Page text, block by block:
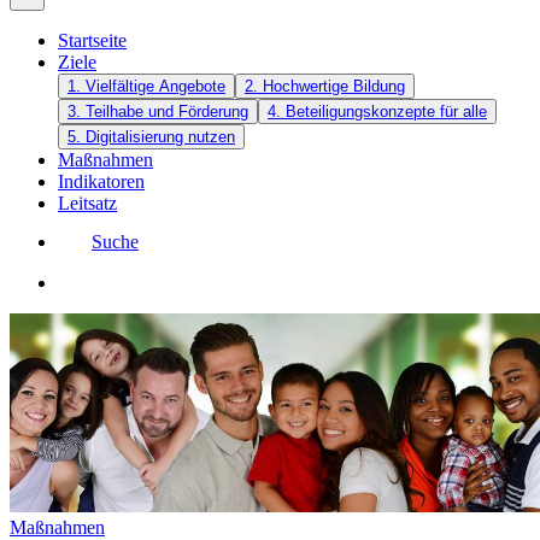
Startseite
Ziele
1. Vielfältige Angebote
2. Hochwertige Bildung
3. Teilhabe und Förderung
4. Beteiligungskonzepte für alle
5. Digitalisierung nutzen
Maßnahmen
Indikatoren
Leitsatz
Suche
Maßnahmen